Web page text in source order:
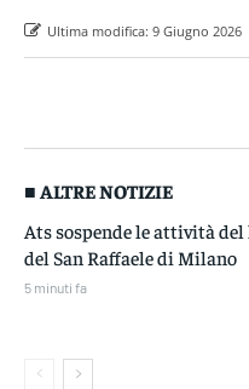
Ultima modifica: 9 Giugno 2026
■ ALTRE NOTIZIE
Ats sospende le attività
del San Raffaele di Milano
5 minuti fa